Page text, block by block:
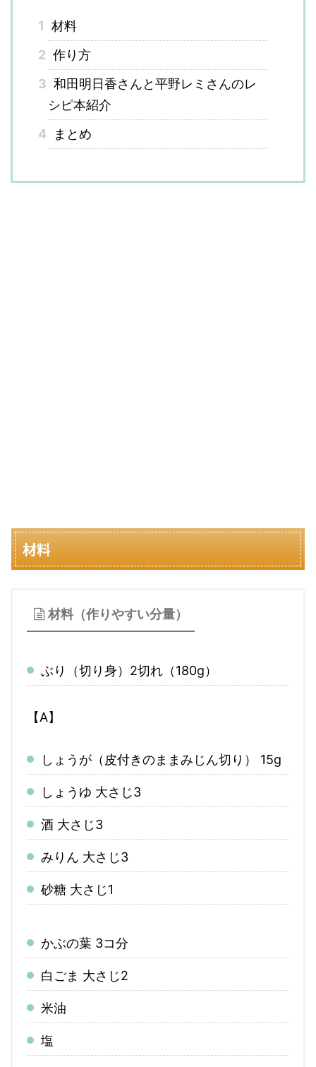
1 材料
2 作り方
3 和田明日香さんと平野レミさんのレ
シピ本紹介
4
まとめ
材料
材料（作りやすい分量）
ぶり（切り身） 2切れ（180g）
【A】
しょうが（皮付きのままみじん切り） 15g
しょうゆ 大さじ3
酒 大さじ3
みりん 大さじ3
砂糖 大さじ1
かぶの葉 3コ分
白ごま 大さじ2
米油
塩